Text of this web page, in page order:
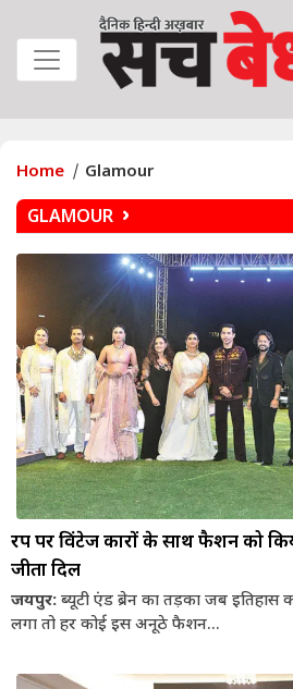
Home Glamour
GLAMOUR
रैंप पर विंटेज कारों के साथ फैशन को
जीता दिल
जयपुर: ब्यूटी एंड ब्रेन का तड़का जब इतिहास
लगा तो हर कोई इस अनूठे फैशन...